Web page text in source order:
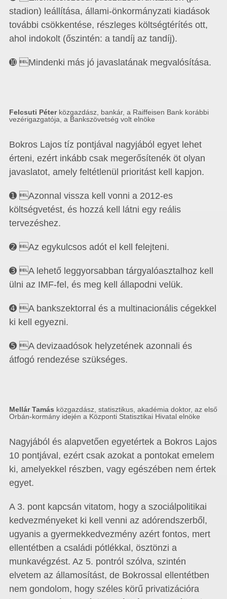
stadion) leállítása, állami-önkormányzati kiadások
további csökkentése, részleges költségtérítés ott,
ahol indokolt (őszintén: a tandíj az tandíj).
➓ Mindenki más jó javaslatának megvalósítása.
Felcsuti Péterközgazdász, bankár, a Raiffeisen Bank korábbi
vezérigazgatója, a Bankszövetség volt elnöke
Bokros Lajos tíz pontjával nagyjából egyet lehet
érteni, ezért inkább csak megerősítenék öt olyan
javaslatot, amely feltétlenül prioritást kell kapjon.
➊ Azonnal vissza kell vonni a 2012-es
költségvetést, és hozzá kell látni egy reális
tervezéshez.
➋ Az egykulcsos adót el kell felejteni.
➌ A lehető leggyorsabban tárgyalóasztalhoz kell
ülni az IMF-fel, és meg kell állapodni velük.
➍ A bankszektorral és a multinacionális cégekkel
ki kell egyezni.
➎ A devizaadósok helyzetének azonnali és
átfogó rendezése szükséges.
Mellár Tamás közgazdász, statisztikus, akadémia doktor, az első
Orbán-kormány idején a Központi Statisztikai Hivatal elnöke
Nagyjából és alapvetően egyetértek a Bokros Lajos
10 pontjával, ezért csak azokat a pontokat emelem
ki, amelyekkel részben, vagy egészében nem értek
egyet.
A 3. pont kapcsán vitatom, hogy a szociálpolitikai
kedvezményeket ki kell venni az adórendszerből,
ugyanis a gyermekkedvezmény azért fontos, mert
ellentétben a családi pótlékkal, ösztönzi a
munkavégzést. Az 5. pontról szólva, szintén
elvetem az államosítást, de Bokrossal ellentétben
nem gondolom, hogy széles körű privatizációra